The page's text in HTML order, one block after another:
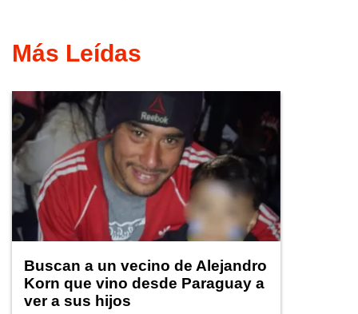
Más Leídas
Buscan a un vecino de Alejandro
Korn que vino desde Paraguay a
ver a sus hijos